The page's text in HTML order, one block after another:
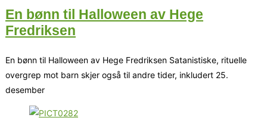
En bønn til Halloween av Hege
Fredriksen
En bønn til Halloween av Hege Fredriksen Satanistiske, rituelle
overgrep mot barn skjer også til andre tider, inkludert 25.
desember